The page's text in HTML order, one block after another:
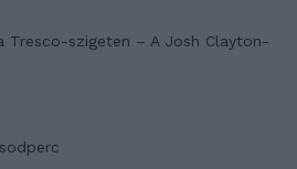
Tresco-szigeten – A Josh Clayton-